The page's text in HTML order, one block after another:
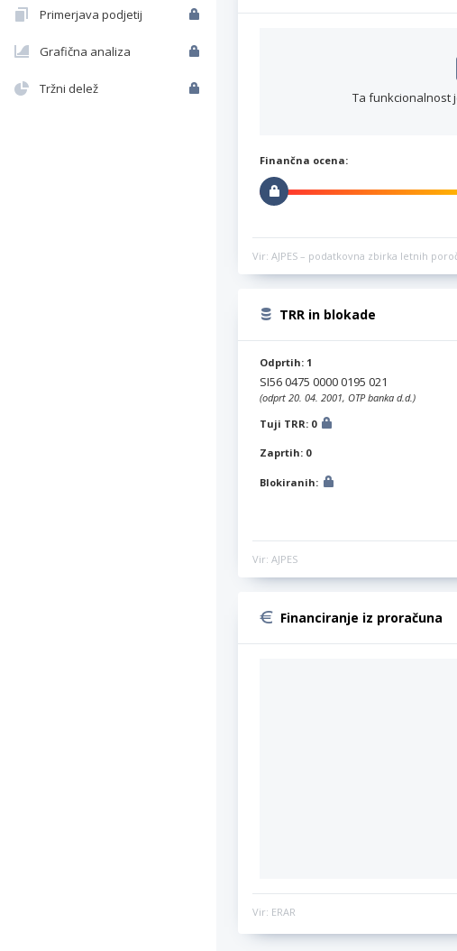
Primerjava podjetij
Grafična analiza
Tržni delež
Ta funkcionalnost
Finančna ocena:
Vir: AJPES – podatkovna zbirka letnih
TRR in blokade
Odprtih: 1
SI56 0475 0000 0195 021
(odprt 20. 04. 2001, OTP banka d.d.)
Tuji TRR: 0
Zaprtih: 0
Blokiranih:
Vir: AJPES
Financiranje iz proračuna
Vir: ERAR